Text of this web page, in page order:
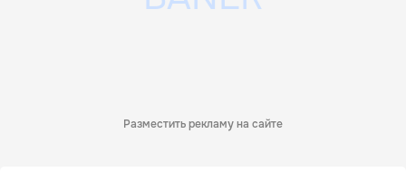
Разместить рекламу на сайте